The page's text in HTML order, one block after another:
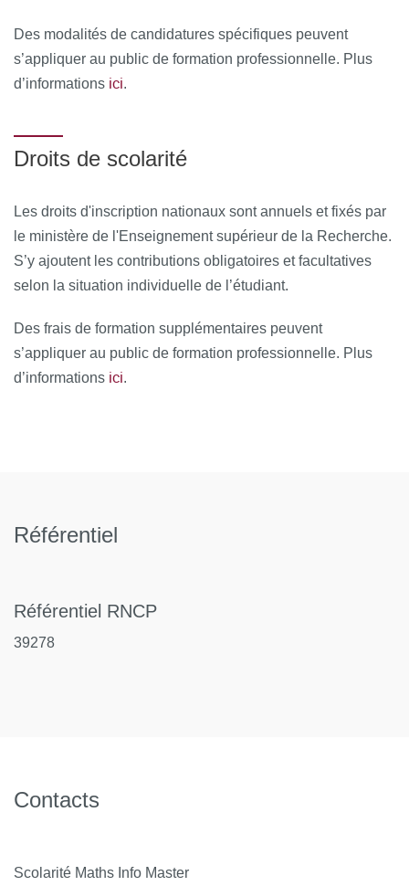
Des modalités de candidatures spécifiques peuvent
s’appliquer au public de formation professionnelle. Plus
d’informations ici.
Droits de scolarité
Les droits d'inscription nationaux sont annuels et fixés par
le ministère de l'Enseignement supérieur de la Recherche.
S’y ajoutent les contributions obligatoires et facultatives
selon la situation individuelle de l’étudiant.
Des frais de formation supplémentaires peuvent
s’appliquer au public de formation professionnelle. Plus
d’informations ici.
Référentiel
Référentiel RNCP
39278
Contacts
Scolarité Maths Info Master